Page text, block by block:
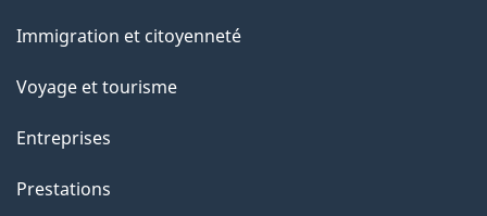
sujets
Immigration et citoyenneté
Voyage et tourisme
Entreprises
Prestations